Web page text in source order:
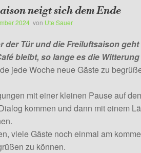
neigt sich dem Ende
2024 von Ute Sauer
der Tür und die Freiluftsaison
bleibt, so lange es die
jede Woche neue Gäste zu
mit einer kleinen Pause auf
kommen und dann mit einem
viele Gäste noch einmal am
zu können.